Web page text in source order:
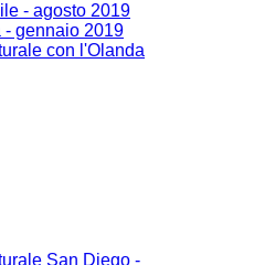
- agosto 2019
- gennaio 2019
con l'Olanda
San Diego -